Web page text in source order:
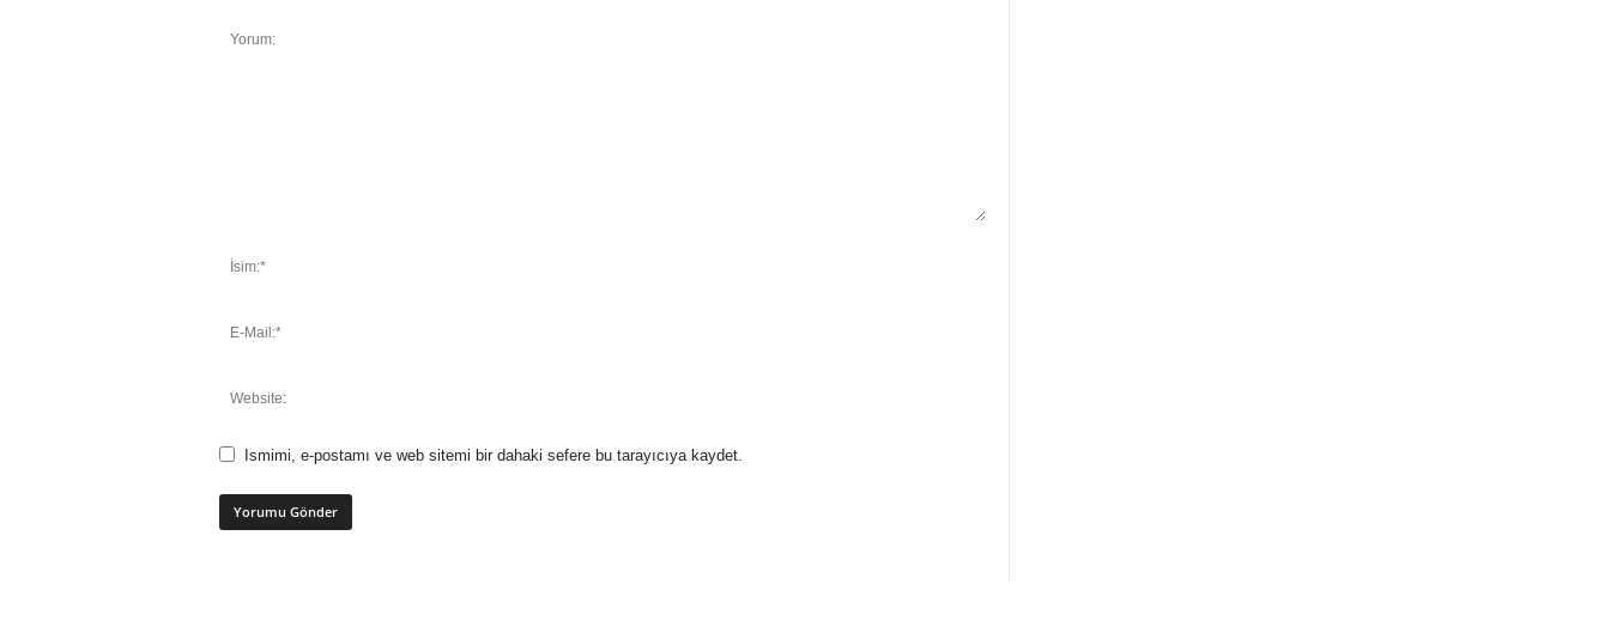
Ismimi, e-postamı ve web sitemi bir dahaki sefere bu tarayıcıya kaydet.